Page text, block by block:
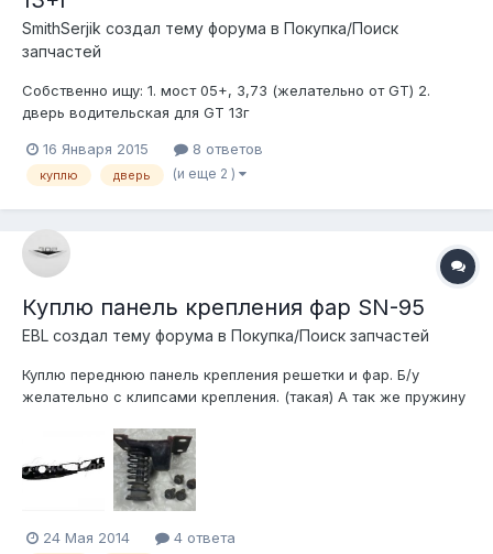
SmithSerjik создал тему форума в Покупка/Поиск
запчастей
Собственно ищу: 1. мост 05+, 3,73 (желательно от GT) 2.
дверь водительская для GT 13г
16 Января 2015 8 ответов
куплю дверь (и еще 2 )
Куплю панель крепления фар SN-95
EBL создал тему форума в Покупка/Поиск запчастей
Куплю переднюю панель крепления решетки и фар. Б/у
желательно с клипсами крепления. (такая) А так же пружину
Похожа на ту, что на фото. Тел. 89615599995
24 Мая 2014 4 ответа